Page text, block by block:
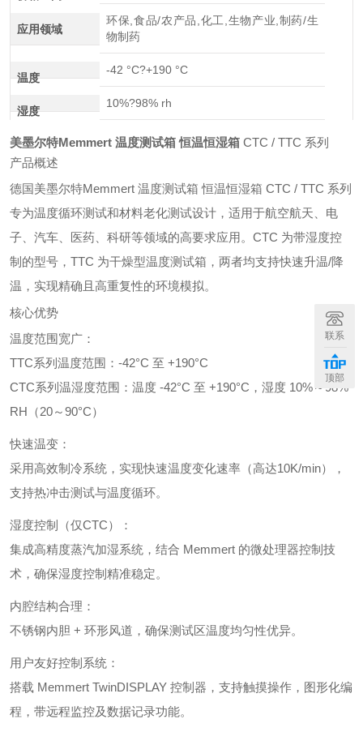
应用领域
环保,食品/农产品,化工,生物产业,制药/生
物制药
温度
-42 °C?+190 °C
湿度
10%?98% rh
美墨尔特Memmert 温度测试箱 恒温恒湿箱 CTC / TTC 系列
产品概述
德国美墨尔特Memmert 温度测试箱 恒温恒湿箱 CTC / TTC 系列
专为温度循环测试和材料老化测试设计，适用于航空航天、电
子、汽车、医药、科研等领域的高要求应用。CTC 为带湿度控
制的型号，TTC 为干燥型温度测试箱，两者均支持快速升温/降
温，实现精确且高重复性的环境模拟。
核心优势
温度范围宽广：
TTC系列温度范围：-42°C 至 +190°C
CTC系列温湿度范围：温度 -42°C 至 +190°C，湿度 10%～98%
RH（20～90°C）
快速温变：
采用高效制冷系统，实现快速温度变化速率（高达10K/min），
支持热冲击测试与温度循环。
湿度控制（仅CTC）：
集成高精度蒸汽加湿系统，结合 Memmert 的微处理器控制技
术，确保湿度控制精准稳定。
内腔结构合理：
不锈钢内胆 + 环形风道，确保测试区温度均匀性优异。
用户友好控制系统：
搭载 Memmert TwinDISPLAY 控制器，支持触摸操作，图形化编
程，带远程监控及数据记录功能。
联系
顶部